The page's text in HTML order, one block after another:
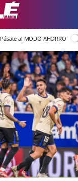
Pásate al MODO AHORRO